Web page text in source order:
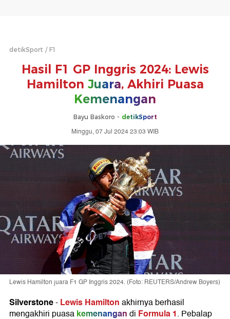
detikSport F1
Hasil F1 GP Inggris 2024: Lewis
Hamilton Juara, Akhiri Puasa
Kemenangan
Bayu Baskoro - detikSport
Minggu, 07 Jul 2024 23:03 WIB
Lewis Hamilton juara F1 GP Inggris 2024. (Foto: REUTERS/Andrew Boyers)
Silverstone-Lewis Hamiltonakhirnya berhasil
mengakhiri puasakemenangandi Formula 1. Pebalap